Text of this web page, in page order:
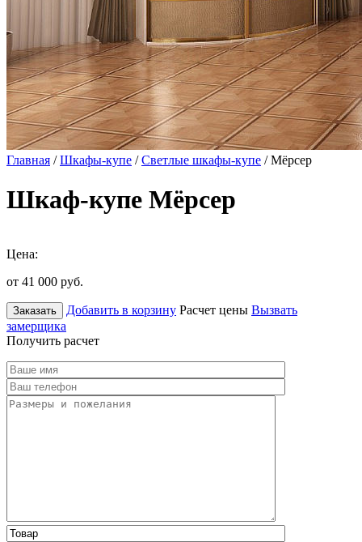
Главная /Шкафы-купе /Светлые шкафы-купе / Мёрсер
Шкаф-купе Мёрсер
Цена:
от 41 000 руб.
Заказать Добавить в корзину Расчет цены Вызвать
замерщика
Получить расчет